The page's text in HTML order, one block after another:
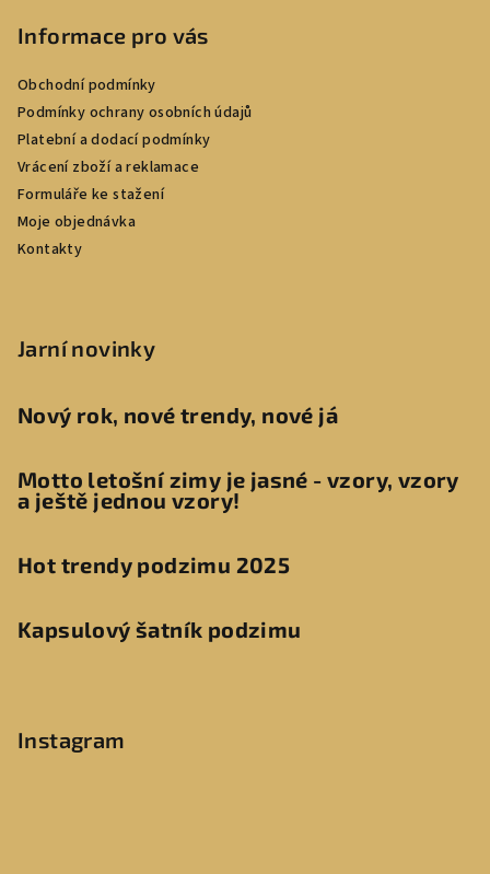
Informace pro vás
Obchodní podmínky
Podmínky ochrany osobních údajů
Platební a dodací podmínky
Vrácení zboží a reklamace
Formuláře ke stažení
Moje objednávka
Kontakty
Jarní novinky
Nový rok, nové trendy, nové já
Motto letošní zimy je jasné - vzory, vzory
a ještě jednou vzory!
Hot trendy podzimu 2025
Kapsulový šatník podzimu
Instagram